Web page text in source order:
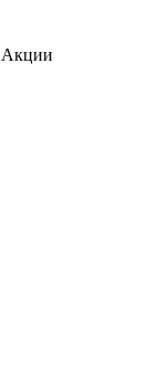
Акции